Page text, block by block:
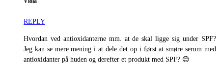
Viola
REPLY
Hvordan ved antioxidanterne mm. at de skal ligge sig under SPF?
Jeg kan se mere mening i at dele det op i først at smøre serum med
antioxidanter på huden og derefter et produkt med SPF? 😊